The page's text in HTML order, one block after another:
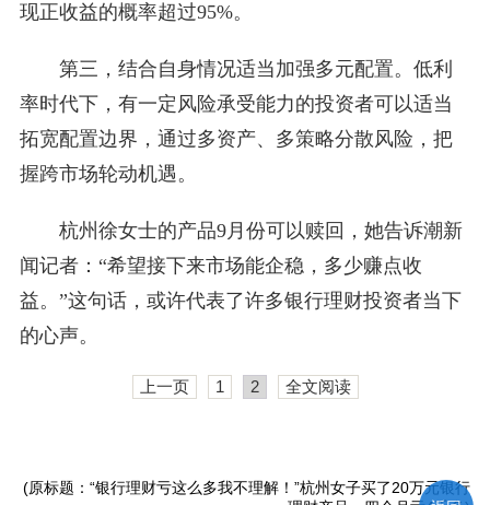
现正收益的概率超过95%。
第三，结合自身情况适当加强多元配置。低利
率时代下，有一定风险承受能力的投资者可以适当
拓宽配置边界，通过多资产、多策略分散风险，把
握跨市场轮动机遇。
杭州徐女士的产品9月份可以赎回，她告诉潮新
闻记者：“希望接下来市场能企稳，多少赚点收
益。”这句话，或许代表了许多银行理财投资者当下
的心声。
上一页 1 2 全文阅读
(原标题：“银行理财亏这么多我不理解！”杭州女子买了20万元银行